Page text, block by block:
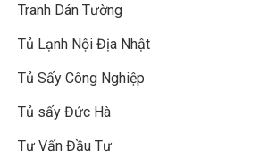
Tranh Dán Tường
Tủ Lạnh Nội Địa Nhật
Tủ Sấy Công Nghiệp
Tủ sấy Đức Hà
Tư Vấn Đầu Tư